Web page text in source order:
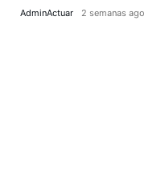
AdminActuar 2 semanas ago